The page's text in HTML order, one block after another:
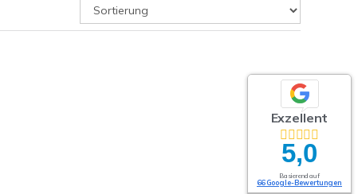
Exzellent
5,0
Basierend auf
66 Google-Bewertungen